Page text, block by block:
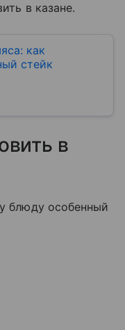
в казане.
как
стейк
в
блюду особенный